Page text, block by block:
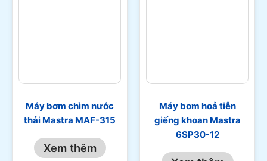
Máy bơm chìm nước
thải Mastra MAF-315
Xem thêm
Máy bơm hoả tiễn
giếng khoan Mastra
6SP30-12